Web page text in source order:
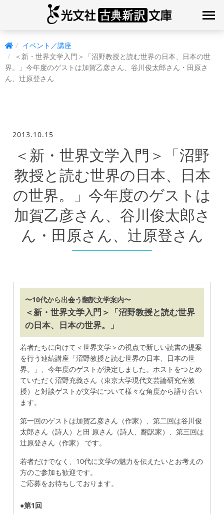
イベント／講座
＜新・世界文学入門＞「沼野教授と読む世界の日本、日本の世
界。」今年度のゲストは加賀乙彦さん、谷川俊太郎さん・田原さ
ん、辻原登さん
2013.10.15
＜新・世界文学入門＞「沼野
教授と読む世界の日本、日本
の世界。」今年度のゲストは
加賀乙彦さん、谷川俊太郎さ
ん・田原さん、辻原登さん
〜10代から出会う翻訳文学案内〜
＜新・世界文学入門＞「沼野教授と読む世界
の日本、日本の世界。」
若者たちに向けて＜世界文学＞の視点で新しい読書の提案
を行う連続講座「沼野教授と読む世界の日本、日本の世
界。」、今年度のゲストが決定しました。ホストをつとめ
ていただく沼野充義さん（東京大学現代文芸論研究室教
授）と対談ゲストが文学について様々な角度から語り合い
ます。
第一回のゲストは加賀乙彦さん（作家）、第二回は谷川俊
太郎さん（詩人）と田 原さん（詩人、翻訳家）、第三回は
辻原登さん（作家） です。
若者だけでなく、10代に文学の魅力を伝えたいとお考えの
方のご参加も歓迎です。
ご応募をお待ちしております。
●第1回